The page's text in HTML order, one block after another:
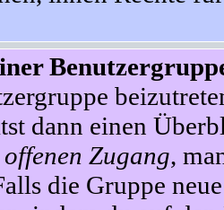
dann einen
offenen Zugang,
die Gruppe